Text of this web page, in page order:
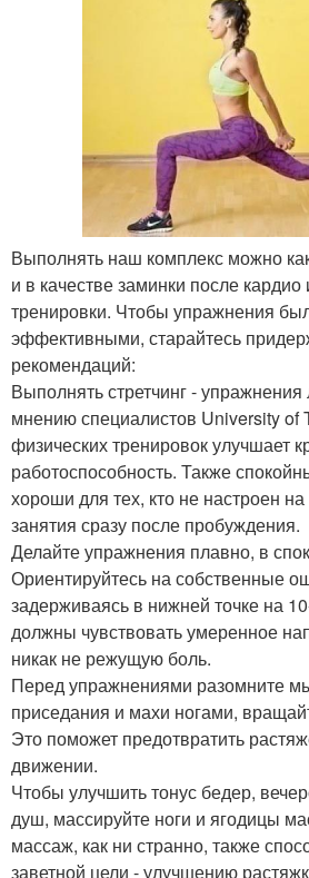
Выполнять наш комплекс можно
и в качестве заминки после
тренировки. Чтобы упражнения
эффективными, старайтесь
рекомендаций:
Выполнять стретчинг -
мнению специалистов University of
физических тренировок улучшает
работоспособность. Также
хороши для тех, кто не настроен
занятия сразу после пробуждения.
Делайте упражнения плавно, в
Ориентируйтесь на собственные
задерживаясь в нижней точке на
должны чувствовать умеренное
никак не режущую боль.
Перед упражнениями разомните
приседания и махи ногами,
Это поможет предотвратить
движении.
Чтобы улучшить тонус бедер,
душ, массируйте ноги и ягодицы
массаж, как ни странно, также
заветной цели - улучшению